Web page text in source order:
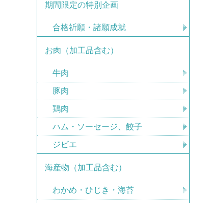
期間限定の特別企画
合格祈願・諸願成就
お肉（加工品含む）
牛肉
豚肉
鶏肉
ハム・ソーセージ、餃子
ジビエ
海産物（加工品含む）
わかめ・ひじき・海苔